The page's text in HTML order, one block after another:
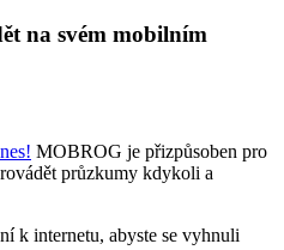
na svém mobilním
MOBROG je přizpůsoben pro
průzkumy kdykoli a
k internetu, abyste se vyhnuli